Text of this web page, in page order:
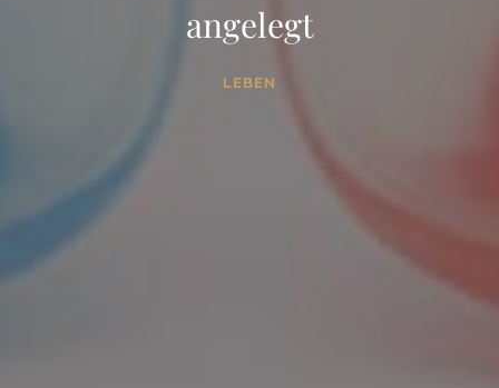
angelegt
LEBEN